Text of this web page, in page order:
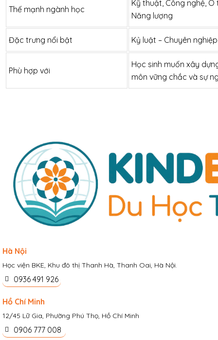
Thế mạnh ngành học
Kỹ thuật, Công nghệ, Ô
Năng lượng
Đặc trưng nổi bật Kỷ luật – Chuyên
Phù hợp với
Học sinh muốn xây
môn vững chắc và sự
Hà Nội
Học viện BKE, Khu đô thị Thanh Hà, Thanh Oai, Hà Nội.
0936 491 926
Hồ Chí Minh
12/45 Lữ Gia, Phường Phú Thọ, Hồ Chí Minh
0906 777 008